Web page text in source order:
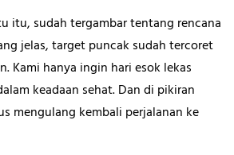
itu, sudah tergambar tentang rencana
jelas, target puncak sudah tercoret
Kami hanya ingin hari esok lekas
keadaan sehat. Dan di pikiran
mengulang kembali perjalanan ke